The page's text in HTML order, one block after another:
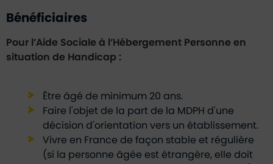
Bénéficiaires
Pour l’Aide Sociale à l’Hébergement Personne en
situation de Handicap :
Être âgé de minimum 20 ans.
Faire l'objet de la part de la MDPH d'une
décision d'orientation vers un établissement.
Vivre en France de façon stable et régulière
(si la personne âgée est étrangère, elle doit